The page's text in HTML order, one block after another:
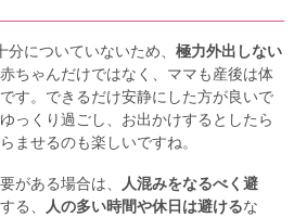
についていないため、 極力外出しない
ちゃんだけではなく、ママも産後は体
す。できるだけ安静にした方が良いで
っくり過ごし、お出かけするとしたら
ませるのも楽しいですね。
がある場合は、
人混みをなるべく避
する、 人の多い時間や休日は避けるな